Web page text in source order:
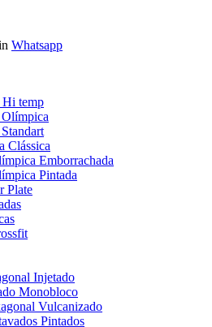
Whatsapp
temp
Clássica
Emborrachada
Pintada
Plate
Injetado
Monobloco
Vulcanizado
Pintados